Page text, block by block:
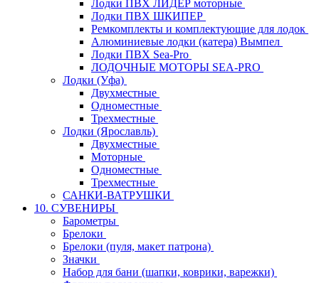
Лодки ПВХ ЛИДЕР моторные
Лодки ПВХ ШКИПЕР
Ремкомплекты и комплектующие для лодок
Алюминиевые лодки (катера) Вымпел
Лодки ПВХ Sea-Pro
ЛОДОЧНЫЕ МОТОРЫ SEA-PRO
Лодки (Уфа)
Двухместные
Одноместные
Трехместные
Лодки (Ярославль)
Двухместные
Моторные
Одноместные
Трехместные
САНКИ-ВАТРУШКИ
10. СУВЕНИРЫ
Барометры
Брелоки
Брелоки (пуля, макет патрона)
Значки
Набор для бани (шапки, коврики, варежки)